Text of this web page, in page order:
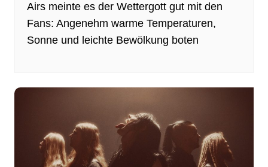
Airs meinte es der Wettergott gut mit den
Fans: Angenehm warme Temperaturen,
Sonne und leichte Bewölkung boten